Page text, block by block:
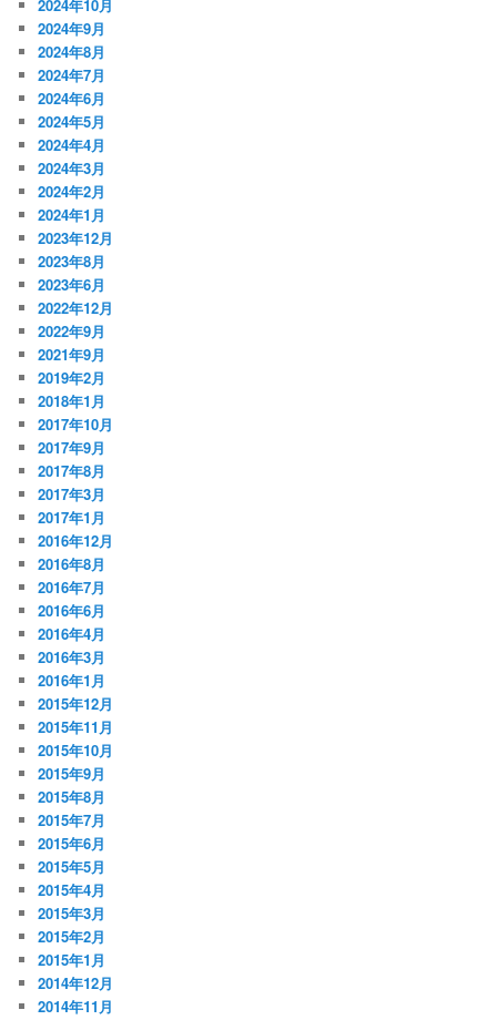
2024年10月
2024年9月
2024年8月
2024年7月
2024年6月
2024年5月
2024年4月
2024年3月
2024年2月
2024年1月
2023年12月
2023年8月
2023年6月
2022年12月
2022年9月
2021年9月
2019年2月
2018年1月
2017年10月
2017年9月
2017年8月
2017年3月
2017年1月
2016年12月
2016年8月
2016年7月
2016年6月
2016年4月
2016年3月
2016年1月
2015年12月
2015年11月
2015年10月
2015年9月
2015年8月
2015年7月
2015年6月
2015年5月
2015年4月
2015年3月
2015年2月
2015年1月
2014年12月
2014年11月